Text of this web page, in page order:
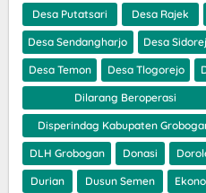
Desa Putatsari Desa Rajek
Desa Sendangharjo Desa
Desa Temon Desa Tlogorejo
Dilarang Beroperasi
Disperindag Kabupaten
DLH Grobogan Donasi
Durian Dusun Semen